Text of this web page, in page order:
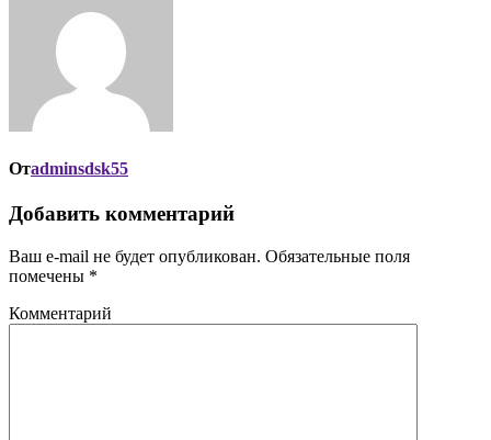
Отadminsdsk55
Добавить комментарий
Ваш e-mail не будет опубликован. Обязательные поля
помечены *
Комментарий